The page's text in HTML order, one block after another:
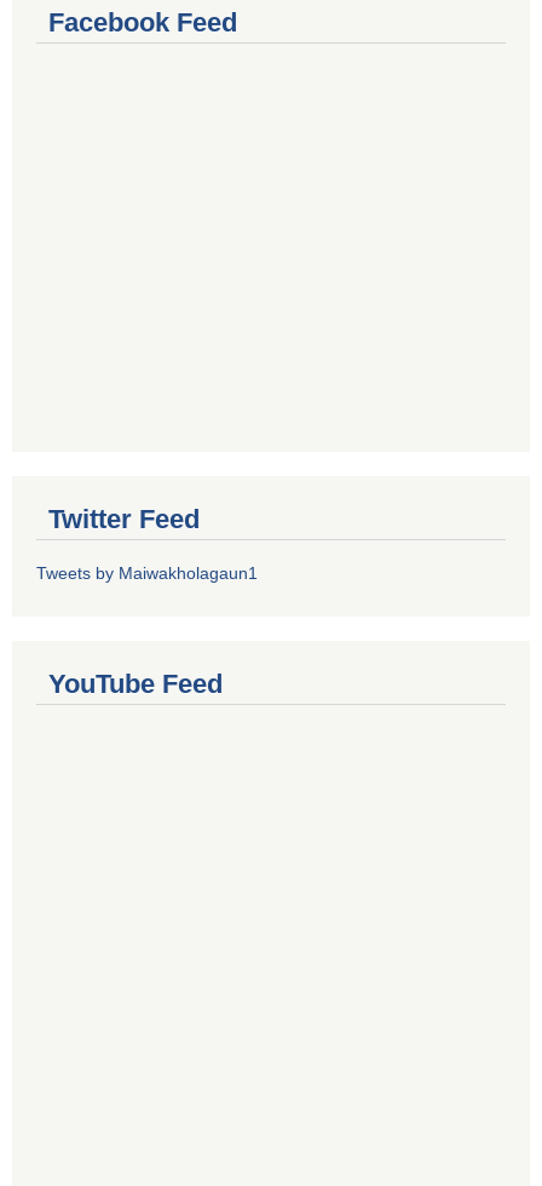
Facebook Feed
Twitter Feed
Tweets by Maiwakholagaun1
YouTube Feed